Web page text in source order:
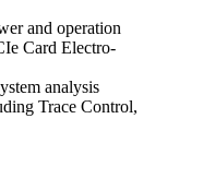
and operation
Card Electro-
analysis
Trace Control,